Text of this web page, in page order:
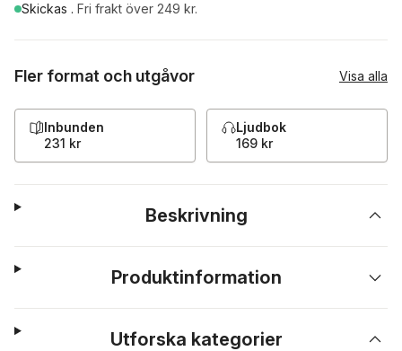
Skickas . Fri frakt över 249 kr.
Fler format och utgåvor Visa alla
Inbunden
231 kr
Ljudbok
169 kr
Beskrivning
Produktinformation
Utforska kategorier